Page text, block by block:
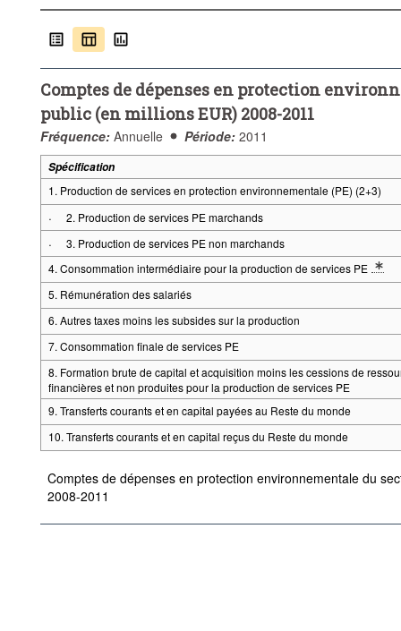
Comptes de dépenses en protection
public (en millions EUR) 2008-2011
Fréquence: Annuelle Période: 2011
Spécification
1. Production de services en protection environnementale (PE) (2+3)
· 2. Production de services PE marchands
·
3. Production de services PE non marchands
4. Consommation intermédiaire pour la production de services PE
* Note spécification 1: en services PE et autres services
5. Rémunération des salariés
6. Autres taxes moins les subsides sur la production
7. Consommation finale de services PE
8. Formation brute de capital et acquisition moins les cessions de
financières et non produites pour la production de services PE
9. Transferts courants et en capital payées au Reste du monde
10. Transferts courants et en capital reçus du Reste du monde
Comptes de dépenses en protection environnementale du
2008-2011